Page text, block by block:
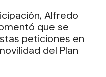
Alfredo
que se
peticiones en
del Plan